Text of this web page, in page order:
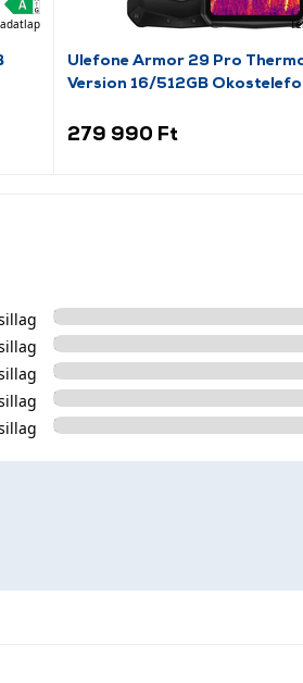
Ulefone Armor 29 Pro
Version 16/512GB
279 990 Ft